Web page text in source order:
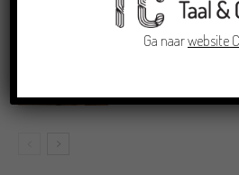
Crowdfunding
verhalen
Ga naarwebsite